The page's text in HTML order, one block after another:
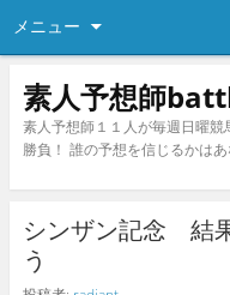
メニュー
素人予想師
素人予想師１１人が毎週日曜
勝負！ 誰の予想を信じるかはあ
シンザン記念 結
う